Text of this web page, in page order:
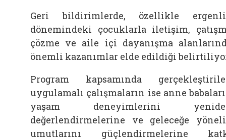
Geri bildirimlerde, özellikle
dönemindeki çocuklarla iletişim,
çözme ve aile içi dayanışma
önemli kazanımlar elde edildiği
Program kapsamında
uygulamalı çalışmaların ise anne
yaşam deneyimlerini
değerlendirmelerine ve geleceğe
umutlarını güçlendirmelerine